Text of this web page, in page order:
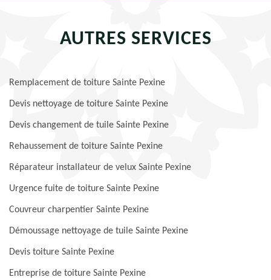
AUTRES SERVICES
Remplacement de toiture Sainte Pexine
Devis nettoyage de toiture Sainte Pexine
Devis changement de tuile Sainte Pexine
Rehaussement de toiture Sainte Pexine
Réparateur installateur de velux Sainte Pexine
Urgence fuite de toiture Sainte Pexine
Couvreur charpentier Sainte Pexine
Démoussage nettoyage de tuile Sainte Pexine
Devis toiture Sainte Pexine
Entreprise de toiture Sainte Pexine